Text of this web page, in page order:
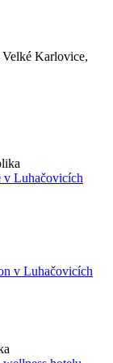
Karlovice,